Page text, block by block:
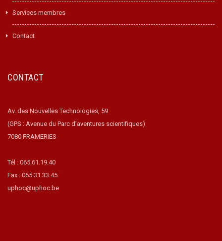
Services membres
Contact
CONTACT
Av. des Nouvelles Technologies, 59
(GPS : Avenue du Parc d’aventures scientifiques)
7080 FRAMERIES
Tél : 065.61.19.40
Fax : 065.31.33.45
uphoc@uphoc.be